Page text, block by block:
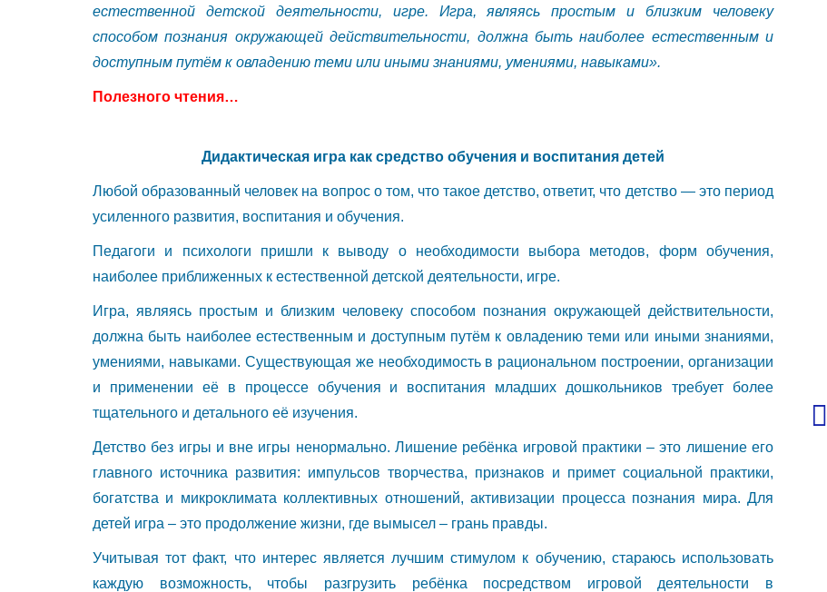
естественной детской деятельности, игре. Игра, являясь простым и близким человеку
способом познания окружающей действительности, должна быть наиболее естественным и
доступным путём к овладению теми или иными знаниями, умениями, навыками».
Полезного чтения…
Дидактическая игра как средство обучения и воспитания детей
Любой образованный человек на вопрос о том, что такое детство, ответит, что детство — это период
усиленного развития, воспитания и обучения.
Педагоги и психологи пришли к выводу о необходимости выбора методов, форм обучения,
наиболее приближенных к естественной детской деятельности, игре.
Игра, являясь простым и близким человеку способом познания окружающей действительности,
должна быть наиболее естественным и доступным путём к овладению теми или иными знаниями,
умениями, навыками. Существующая же необходимость в рациональном построении, организации
и применении её в процессе обучения и воспитания младших дошкольников требует более
тщательного и детального её изучения.
Детство без игры и вне игры ненормально. Лишение ребёнка игровой практики – это лишение его
главного источника развития: импульсов творчества, признаков и примет социальной практики,
богатства и микроклимата коллективных отношений, активизации процесса познания мира. Для
детей игра – это продолжение жизни, где вымысел – грань правды.
Учитывая тот факт, что интерес является лучшим стимулом к обучению, стараюсь использовать
каждую возможность, чтобы разгрузить ребёнка посредством игровой деятельности в